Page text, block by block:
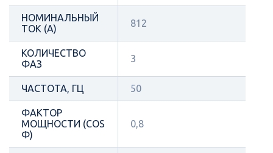
НОМИНАЛЬНЫЙ
ТОК (А)
812
КОЛИЧЕСТВО
ФАЗ
3
ЧАСТОТА, ГЦ 50
ФАКТОР
МОЩНОСТИ (COS
Φ)
0,8